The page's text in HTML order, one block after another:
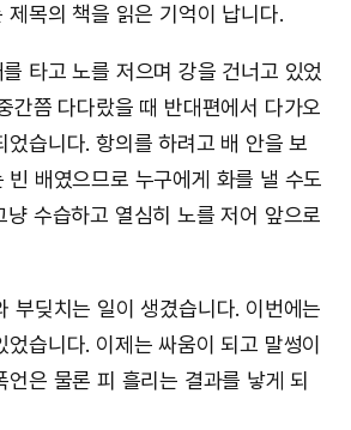
제목의 책을 읽은 기억이 납니다.
타고 노를 저으며 강을 건너고 있었
간쯤 다다랐을 때 반대편에서 다가오
었습니다. 항의를 하려고 배 안을 보
빈 배였으므로 누구에게 화를 낼 수도
냥 수습하고 열심히 노를 저어 앞으로
부딪치는 일이 생겼습니다. 이번에는
습니다. 이제는 싸움이 되고 말썽이
은 물론 피 흘리는 결과를 낳게 되